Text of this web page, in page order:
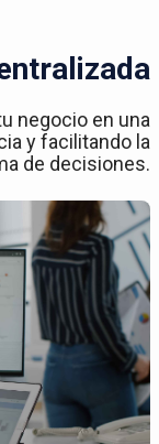
negocio en una
y facilitando la
de decisiones.